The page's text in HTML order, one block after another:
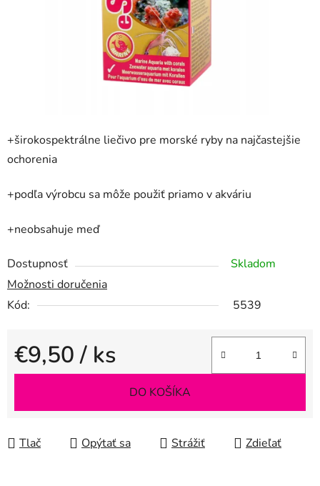
+širokospektrálne liečivo pre morské ryby na najčastejšie
ochorenia
+podľa výrobcu sa môže použiť priamo v akváriu
+neobsahuje meď
Dostupnosť
Skladom
Možnosti doručenia
Kód:
5539
€9,50/ ks
Jednotková cena:
DO KOŠÍKA
Tlač Opýtať sa Strážiť Zdieľať